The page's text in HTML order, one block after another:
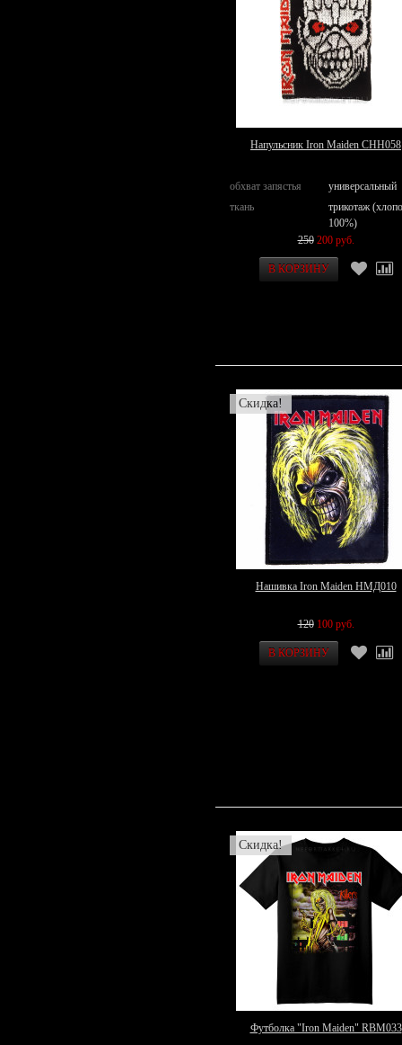
Напульсник Iron Maiden СНН058
обхват запястья
универсальный
ткань
трикотаж
100%)
250 200 руб.
Скидка!
Нашивка Iron Maiden НМД010
120 100 руб.
Скидка!
Футболка "Iron Maiden" RBM033